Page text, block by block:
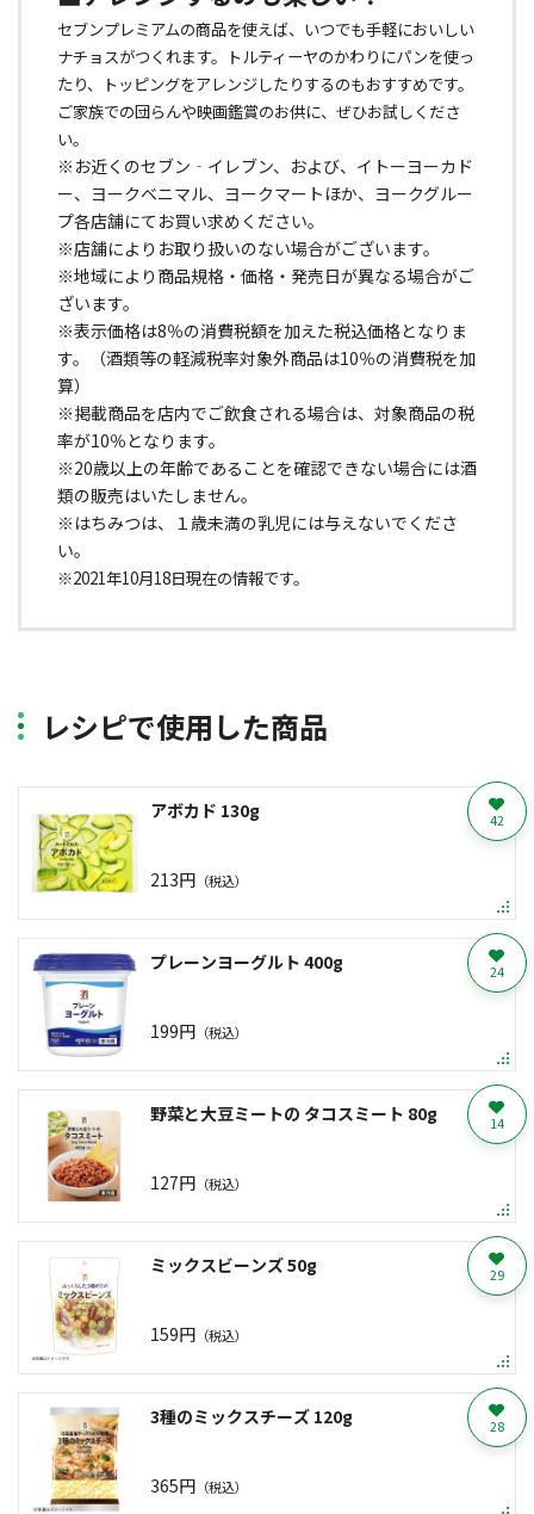
セブンプレミアムの商品を使えば、いつでも手軽においしい
ナチョスがつくれます。トルティーヤのかわりにパンを使っ
たり、トッピングをアレンジしたりするのもおすすめです。
ご家族での団らんや映画鑑賞のお供に、ぜひお試しくださ
い。
※お近くのセブン‐イレブン、および、イトーヨーカド
ー、ヨークベニマル、ヨークマートほか、ヨークグルー
プ各店舗にてお買い求めください。
※店舗によりお取り扱いのない場合がございます。
※地域により商品規格・価格・発売日が異なる場合がご
ざいます。
※表示価格は8％の消費税額を加えた税込価格となりま
す。（酒類等の軽減税率対象外商品は10％の消費税を加
算）
※掲載商品を店内でご飲食される場合は、対象商品の税
率が10％となります。
※20歳以上の年齢であることを確認できない場合には酒
類の販売はいたしません。
※はちみつは、１歳未満の乳児には与えないでくださ
い。
※2021年10月18日現在の情報です。
レシピで使用した商品
アボカド 130g
213円 （税込）
42
プレーンヨーグルト 400g
199円 （税込）
24
野菜と大豆ミートの タコスミート 80g
127円 （税込）
14
ミックスビーンズ 50g
159円 （税込）
29
3種のミックスチーズ 120g
365円 （税込）
28